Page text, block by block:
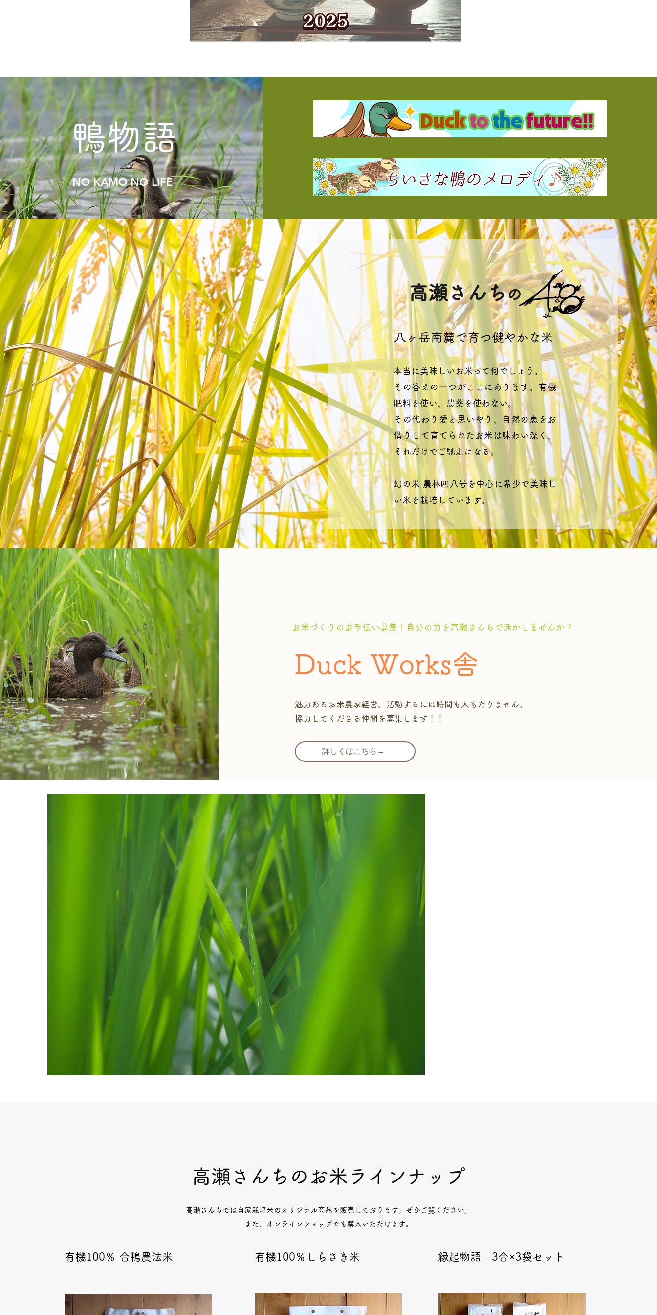
鴨物語
NO KAMO NO LIFE
高瀬さんちの
八ヶ岳南麓で育つ健やかな米
本当に美味しいお米って何でしょう。
その答えの一つがここにあります。有機
肥料を使い、農薬を使わない。
その代わり愛と思いやり、自然の恵をお
借りして育てられたお米は味わい深く、
それだけでご馳走になる。
幻の米 農林四八号を中心に希少で美味し
い米を栽培しています。
お米づくりのお手伝い募集！自分の力を高瀬さんちで活かしませんか？
​Duck Works舎
魅力あるお米農家経営、活動するには時間も人もたりません。
協力してくださる仲間を募集します！！
詳しくはこちら→
高瀬さんちのお米ラインナップ
高瀬さんちでは自家栽培米のオリジナル商品を販売しております。ぜひご覧ください。
​また、オンラインショップでも購入いただけます。
有機100％ 合鴨農法米 有機100％しらさき米 縁起物語 3合×3袋セット